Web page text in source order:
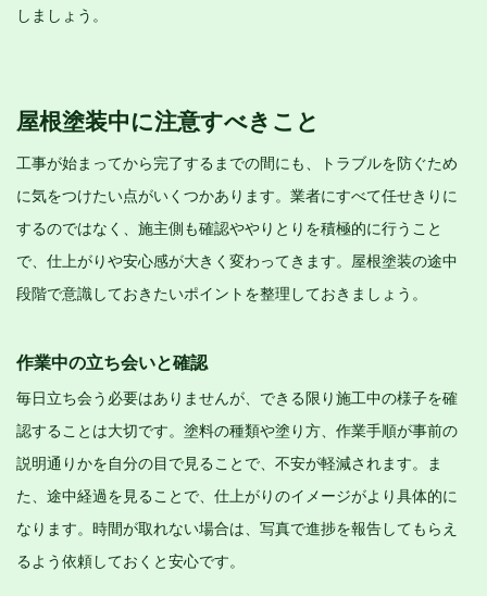
しましょう。
屋根塗装中に注意すべきこと
工事が始まってから完了するまでの間にも、トラブルを防ぐため
に気をつけたい点がいくつかあります。業者にすべて任せきりに
するのではなく、施主側も確認ややりとりを積極的に行うこと
で、仕上がりや安心感が大きく変わってきます。屋根塗装の途中
段階で意識しておきたいポイントを整理しておきましょう。
作業中の立ち会いと確認
毎日立ち会う必要はありませんが、できる限り施工中の様子を確
認することは大切です。塗料の種類や塗り方、作業手順が事前の
説明通りかを自分の目で見ることで、不安が軽減されます。ま
た、途中経過を見ることで、仕上がりのイメージがより具体的に
なります。時間が取れない場合は、写真で進捗を報告してもらえ
るよう依頼しておくと安心です。